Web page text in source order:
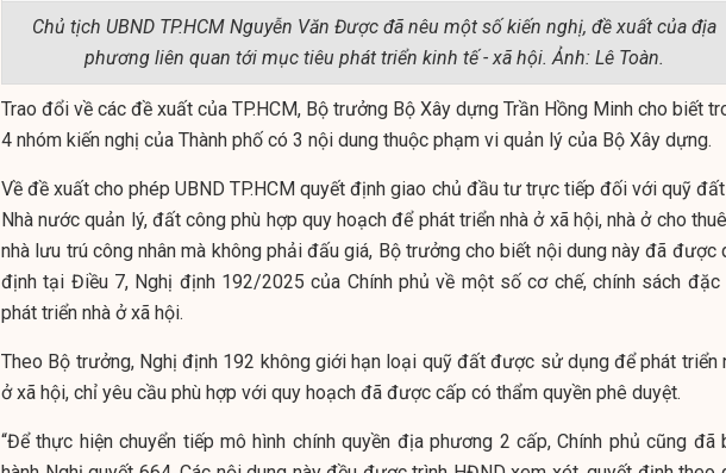
Chủ tịch UBND TP.HCM Nguyễn Văn Được đã nêu một số kiến nghị, đề xuất của địa
phương liên quan tới mục tiêu phát triển kinh tế - xã hội. Ảnh: Lê Toàn.
Trao đổi về các đề xuất của TP.HCM, Bộ trưởng Bộ Xây dựng Trần Hồng Minh cho biết
4 nhóm kiến nghị của Thành phố có 3 nội dung thuộc phạm vi quản lý của Bộ Xây dựng.
Về đề xuất cho phép UBND TP.HCM quyết định giao chủ đầu tư trực tiếp đối với quỹ
Nhà nước quản lý, đất công phù hợp quy hoạch để phát triển nhà ở xã hội, nhà ở cho
nhà lưu trú công nhân mà không phải đấu giá, Bộ trưởng cho biết nội dung này đã được
định tại Điều 7, Nghị định 192/2025 của Chính phủ về một số cơ chế, chính sách đặc
phát triển nhà ở xã hội.
Theo Bộ trưởng, Nghị định 192 không giới hạn loại quỹ đất được sử dụng để phát triển
ở xã hội, chỉ yêu cầu phù hợp với quy hoạch đã được cấp có thẩm quyền phê duyệt.
“Để thực hiện chuyển tiếp mô hình chính quyền địa phương 2 cấp, Chính phủ cũng đã